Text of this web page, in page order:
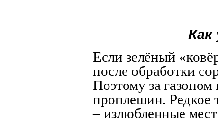
Как
Если зелёный
после обработки
Поэтому за
проплешин. Редкое
– излюбленные